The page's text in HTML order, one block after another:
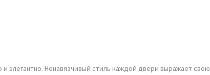
и элегантно. Ненавязчивый стиль каждой двери выражает свою